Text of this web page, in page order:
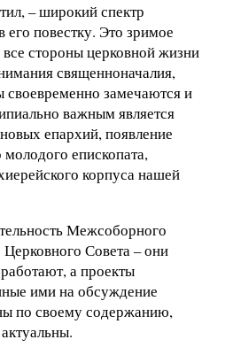
– широкий спектр
повестку. Это зримое
все стороны церковной жизни
священноначалия,
замечаются и
важным является
епархий, появление
епископата,
корпуса нашей
Межсоборного
Совета – они
а проекты
ими на обсуждение
по своему содержанию,